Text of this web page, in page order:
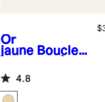
Or
jaune Boucles
anneau
tubulaires en
or 14 carats
4.8